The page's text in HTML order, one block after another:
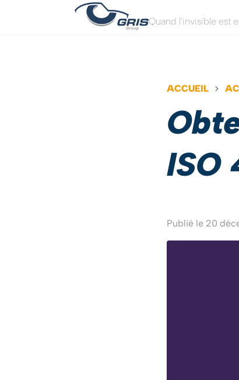
Quand l'invisible est
ACCUEIL
ISO
Publié le 20